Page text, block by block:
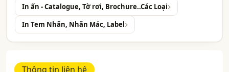
In ấn - Catalogue, Tờ rơi, Brochure..Các Loại
In Tem Nhãn, Nhãn Mác, Label
Thông tin liên hệ